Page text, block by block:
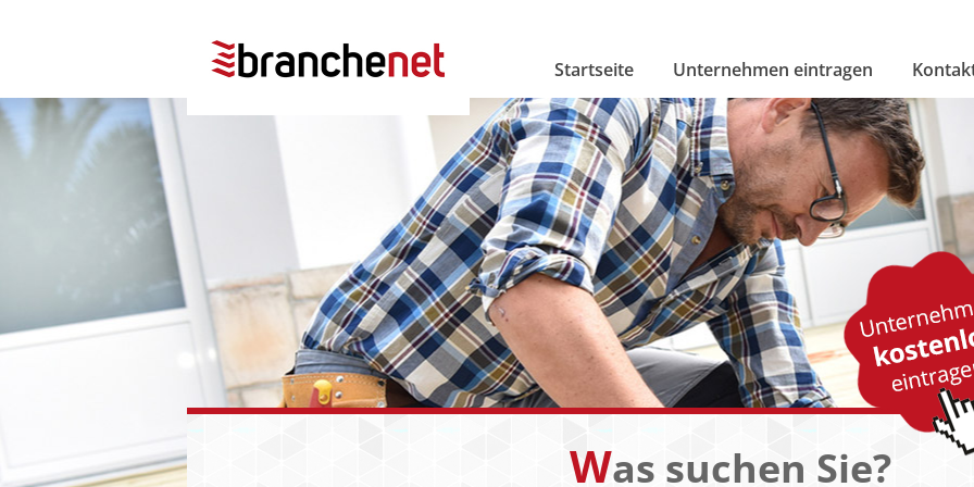
Startseite Unternehmen eintragen
Was suchen Sie?